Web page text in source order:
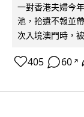
一對香港夫婦今
池，拾遺不報並
次入境澳門時，
405 60 ↗